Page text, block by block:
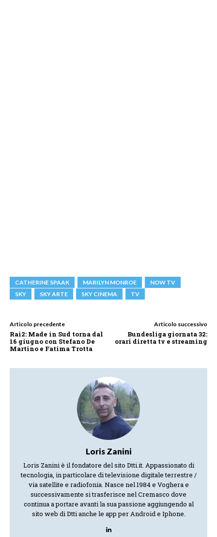
CATHERINE SPAAK MARILYN MONROE
NOW TV
SKY
SKY ARTE SKY CINEMA TV
Articolo precedente
Rai2: Made in Sud torna dal
16 giugno con Stefano De
Martino e Fatima Trotta
Articolo successivo
Bundesliga giornata 32:
orari diretta tv e streaming
Loris Zanini
Loris Zanini è il fondatore del sito Dtti.it. Appassionato di
tecnologia, in particolare di televisione digitale terrestre /
via satellite e radiofonia. Nasce nel 1984 e Voghera e
successivamente si trasferisce nel Cremasco dove
continua a portare avanti la sua passione aggiungendo al
sito web di Dtti anche le app per Android e Iphone.